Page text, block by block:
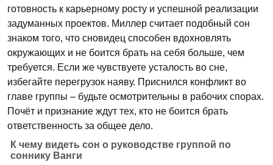
готовность к карьерному росту и успешной реализации
задуманных проектов. Миллер считает подобный сон
знаком того, что сновидец способен вдохновлять
окружающих и не боится брать на себя больше, чем
требуется. Если же чувствуете усталость во сне,
избегайте перегрузок наяву. Приснился конфликт во
главе группы – будьте осмотрительны в рабочих спорах.
Почёт и признание ждут тех, кто не боится брать
ответственность за общее дело.
К чему видеть сон о руководстве группой по
соннику Ванги